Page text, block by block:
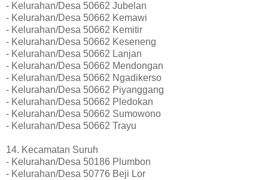
- Kelurahan/Desa 50662 Jubelan
- Kelurahan/Desa 50662 Kemawi
- Kelurahan/Desa 50662 Kemitir
- Kelurahan/Desa 50662 Keseneng
- Kelurahan/Desa 50662 Lanjan
- Kelurahan/Desa 50662 Mendongan
- Kelurahan/Desa 50662 Ngadikerso
- Kelurahan/Desa 50662 Piyanggang
- Kelurahan/Desa 50662 Pledokan
- Kelurahan/Desa 50662 Sumowono
- Kelurahan/Desa 50662 Trayu
14. Kecamatan Suruh
- Kelurahan/Desa 50186 Plumbon
- Kelurahan/Desa 50776 Beji Lor